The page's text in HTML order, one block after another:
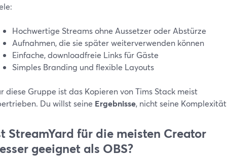
Hochwertige Streams ohne Aussetzer oder Abstürze
Aufnahmen, die sie später weiterverwenden können
Einfache, downloadfreie Links für Gäste
Simples Branding und flexible Layouts
diese Gruppe ist das Kopieren von Tims Stack meist
Du willst seine Ergebnisse, nicht seine
StreamYard für die meisten Creator
geeignet als OBS?